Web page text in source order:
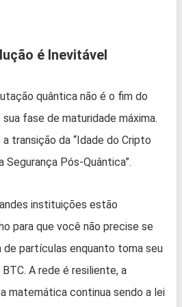
é Inevitável
quântica não é o fim do
fase de maturidade máxima.
transição da “Idade do Cripto
Segurança Pós-Quântica”.
instituições estão
para que você não precise se
partículas enquanto toma seu
A rede é resiliente, a
matemática continua sendo a lei